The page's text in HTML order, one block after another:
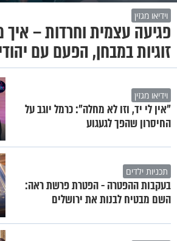
וידיאו מגזין
פגיעה עצמית וחרדות –
זוגיות במבחן, הפעם עם
וידיאו מגזין
"אין לי יד, וזו לא מחלה": כרמל יוגב על
החיסרון שהפך לגעגוע
תכניות ילדים
בעקבות ההפטרה - הפטרת פרשת ראה:
השם מבטיח לבנות את ירושלים